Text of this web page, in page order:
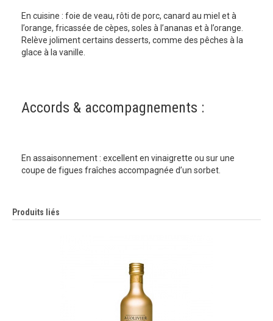
En cuisine : foie de veau, rôti de porc, canard au miel et à
l’orange, fricassée de cèpes, soles à l’ananas et à l’orange.
Relève joliment certains desserts, comme des pêches à la
glace à la vanille.
Accords & accompagnements :
En assaisonnement : excellent en vinaigrette ou sur une
coupe de figues fraîches accompagnée d’un sorbet.
Produits liés